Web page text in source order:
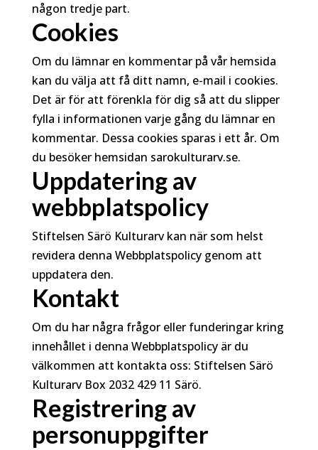
någon tredje part.
Cookies
Om du lämnar en kommentar på vår hemsida
kan du välja att få ditt namn, e-mail i cookies.
Det är för att förenkla för dig så att du slipper
fylla i informationen varje gång du lämnar en
kommentar. Dessa cookies sparas i ett år. Om
du besöker hemsidan sarokulturarv.se.
Uppdatering av
webbplatspolicy
Stiftelsen Särö Kulturarv kan när som helst
revidera denna Webbplatspolicy genom att
uppdatera den.
Kontakt
Om du har några frågor eller funderingar kring
innehållet i denna Webbplatspolicy är du
välkommen att kontakta oss: Stiftelsen Särö
Kulturarv Box 2032 429 11 Särö.
Registrering av
personuppgifter